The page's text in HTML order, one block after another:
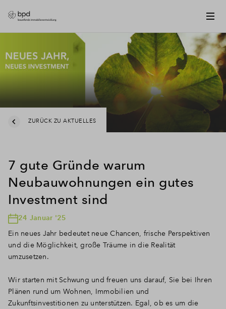
ZURÜCK ZU AKTUELLES
7 gute Gründe warum
Neubauwohnungen ein gutes
Investment sind
24 Januar '25
Ein neues Jahr bedeutet neue Chancen, frische Perspektiven
und die Möglichkeit, große Träume in die Realität
umzusetzen.
Wir starten mit Schwung und freuen uns darauf, Sie bei Ihren
Plänen rund um Wohnen, Immobilien und
Zukunftsinvestitionen zu unterstützen. Egal, ob es um die